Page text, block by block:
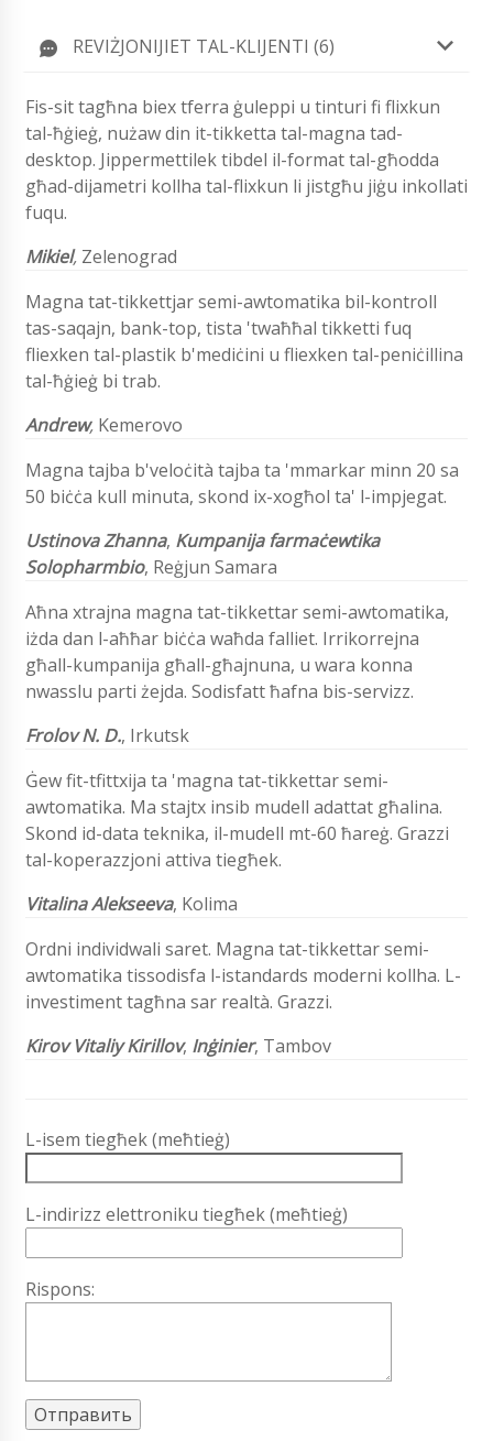
REVIŻJONIJIET TAL-KLIJENTI (6)
Fis-sit tagħna biex tferra ġuleppi u tinturi fi flixkun
tal-ħġieġ, nużaw din it-tikketta tal-magna tad-
desktop. Jippermettilek tibdel il-format tal-għodda
għad-dijametri kollha tal-flixkun li jistgħu jiġu inkollati
fuqu.
Mikiel, Zelenograd
Magna tat-tikkettjar semi-awtomatika bil-kontroll
tas-saqajn, bank-top, tista 'twaħħal tikketti fuq
fliexken tal-plastik b'mediċini u fliexken tal-peniċillina
tal-ħġieġ bi trab.
Andrew, Kemerovo
Magna tajba b'veloċità tajba ta 'mmarkar minn 20 sa
50 biċċa kull minuta, skond ix-xogħol ta' l-impjegat.
Ustinova Zhanna, Kumpanija farmaċewtika
Solopharmbio, Reġjun Samara
Aħna xtrajna magna tat-tikkettar semi-awtomatika,
iżda dan l-aħħar biċċa waħda falliet. Irrikorrejna
għall-kumpanija għall-għajnuna, u wara konna
nwasslu parti żejda. Sodisfatt ħafna bis-servizz.
Frolov N. D., Irkutsk
Ġew fit-tfittxija ta 'magna tat-tikkettar semi-
awtomatika. Ma stajtx insib mudell adattat għalina.
Skond id-data teknika, il-mudell mt-60 ħareġ. Grazzi
tal-koperazzjoni attiva tiegħek.
Vitalina Alekseeva, Kolima
Ordni individwali saret. Magna tat-tikkettar semi-
awtomatika tissodisfa l-istandards moderni kollha. L-
investiment tagħna sar realtà. Grazzi.
Kirov Vitaliy Kirillov, Inġinier, Tambov
L-isem tiegħek (meħtieġ)
L-indirizz elettroniku tiegħek (meħtieġ)
Rispons: